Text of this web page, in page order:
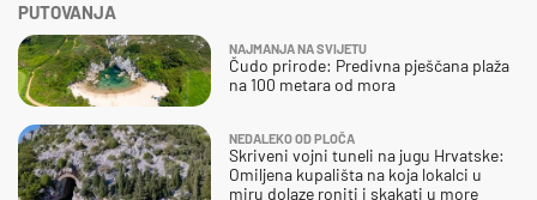
PUTOVANJA
NAJMANJA NA SVIJETU
Čudo prirode: Predivna pješčana plaža
na 100 metara od mora
NEDALEKO OD PLOČA
Skriveni vojni tuneli na jugu Hrvatske:
Omiljena kupališta na koja lokalci u
miru dolaze roniti i skakati u more